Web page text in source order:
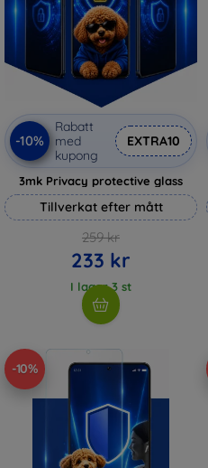
-10%
Rabatt
med
kupong
EXTRA10
3mk Privacy protective glass
Tillverkat efter mått
259 kr
233 kr
I lager 3 st
-10%